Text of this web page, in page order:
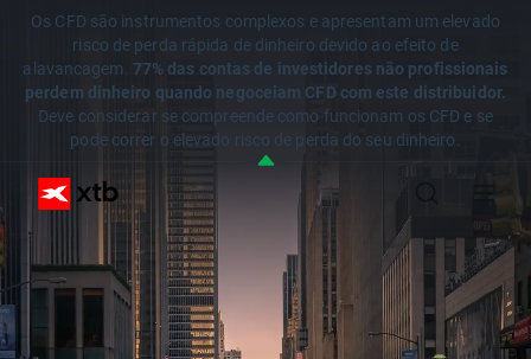
Os CFD são instrumentos complexos e apresentam um elevado
risco de perda rápida de dinheiro devido ao efeito de
alavancagem. 77% das contas de investidores não profissionais
perdem dinheiro quando negoceiam CFD com este distribuidor.
Deve considerar se compreende como funcionam os CFD e se
pode correr o elevado risco de perda do seu dinheiro.